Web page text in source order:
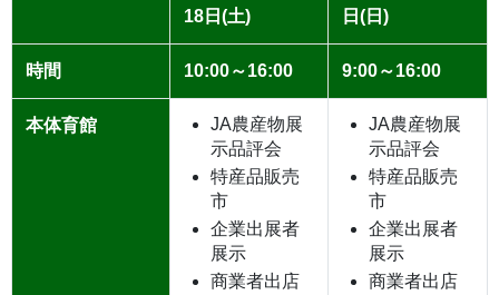
18日(土)
日(日)
時間 10:00～16:00 9:00～16:00
本体育館
JA農産物展
示品評会
特産品販売
市
企業出展者
展示
商業者出店
JA農産物展
示品評会
特産品販売
市
企業出展者
展示
商業者出店